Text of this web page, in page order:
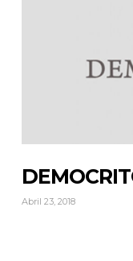
Abril 23, 2018